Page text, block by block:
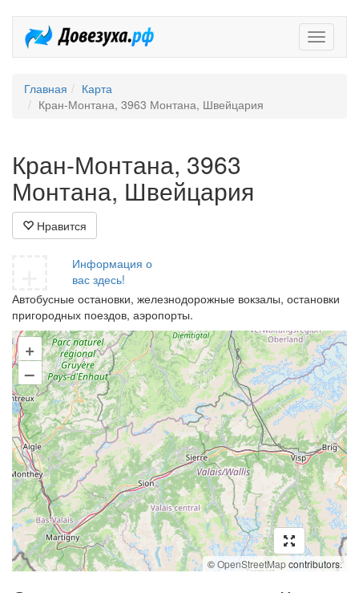
Главная
Карта
Кран-Монтана, 3963 Монтана, Швейцария
Кран-Монтана, 3963
Монтана, Швейцария
Нравится
Информация о
вас здесь!
Автобусные остановки, железнодорожные вокзалы, остановки
пригородных поездов, аэропорты.
+
–
©OpenStreetMapcontributors.